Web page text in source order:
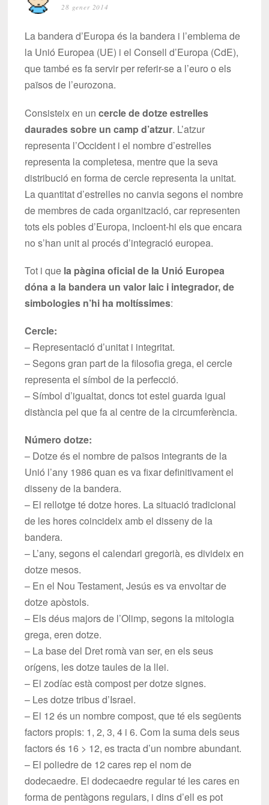
28 gener 2014
La bandera d’Europa és la bandera i l’emblema de
la Unió Europea (UE) i el Consell d’Europa (CdE),
que també es fa servir per referir-se a l’euro o els
països de l’eurozona.
Consisteix en un cercle de dotze estrelles
daurades sobre un camp d’atzur. L’atzur
representa l’Occident i el nombre d’estrelles
representa la completesa, mentre que la seva
distribució en forma de cercle representa la unitat.
La quantitat d’estrelles no canvia segons el nombre
de membres de cada organització, car representen
tots els pobles d’Europa, incloent-hi els que encara
no s’han unit al procés d’integració europea.
Tot i que la pàgina oficial de la Unió Europea
dóna a la bandera un valor laic i integrador, de
simbologies n’hi ha moltíssimes:
Cercle:
– Representació d’unitat i integritat.
– Segons gran part de la filosofia grega, el cercle
representa el símbol de la perfecció.
– Símbol d’igualtat, doncs tot estel guarda igual
distància pel que fa al centre de la circumferència.
Número dotze:
– Dotze és el nombre de països integrants de la
Unió l’any 1986 quan es va fixar definitivament el
disseny de la bandera.
– El rellotge té dotze hores. La situació tradicional
de les hores coincideix amb el disseny de la
bandera.
– L’any, segons el calendari gregorià, es divideix en
dotze mesos.
– En el Nou Testament, Jesús es va envoltar de
dotze apòstols.
– Els déus majors de l’Olimp, segons la mitologia
grega, eren dotze.
– La base del Dret romà van ser, en els seus
orígens, les dotze taules de la llei.
– El zodíac està compost per dotze signes.
– Les dotze tribus d’Israel.
– El 12 és un nombre compost, que té els següents
factors propis: 1, 2, 3, 4 i 6. Com la suma dels seus
factors és 16 > 12, es tracta d’un nombre abundant.
– El poliedre de 12 cares rep el nom de
dodecaedre. El dodecaedre regular té les cares en
forma de pentàgons regulars, i dins d’ell es pot